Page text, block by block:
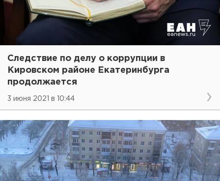
Следствие по делу о коррупции в
Кировском районе Екатеринбурга
продолжается
3 июня 2021 в 10:44